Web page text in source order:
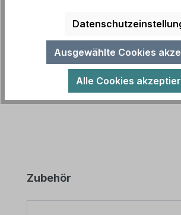
Schild Kasse des Vertrauens - in drei
Unsere Schilder sind in zahlreichen
Ausführungen als Standar…Mehr
Produktgalerie überspringen
Zubehör
Ausgewählte Cookies
Alle Cookies